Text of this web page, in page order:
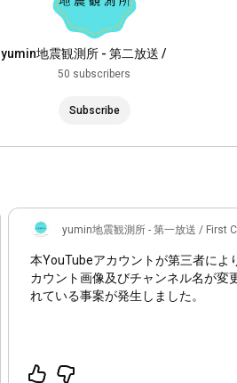
yumin地震観測所 - 第二放送 /
Second Ch.50 subscribers
Subscribe
yumin地震観測所 - 第一放送 / First
本YouTubeアカウントが第三者によ
カウント画像及びチャンネル名が変
れている事案が発生しました。